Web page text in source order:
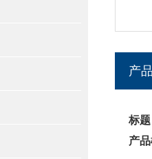
产
标
产